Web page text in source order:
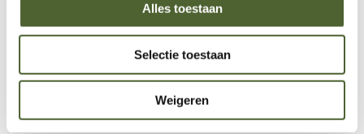
Alles toestaan
Selectie toestaan
Weigeren
20 jaar ervaring